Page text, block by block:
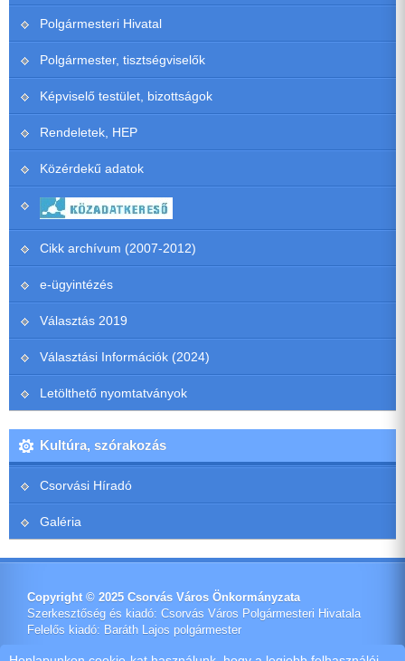
Polgármesteri Hivatal
Polgármester, tisztségviselők
Képviselő testület, bizottságok
Rendeletek, HEP
Közérdekű adatok
Cikk archívum (2007-2012)
e-ügyintézés
Választás 2019
Választási Információk (2024)
Letölthető nyomtatványok
Kultúra, szórakozás
Csorvási Híradó
Galéria
Copyright © 2025 Csorvás Város Önkormányzata
Szerkesztőség és kiadó: Csorvás Város Polgármesteri Hivatala
Felelős kiadó: Baráth Lajos polgármester
Impresszum